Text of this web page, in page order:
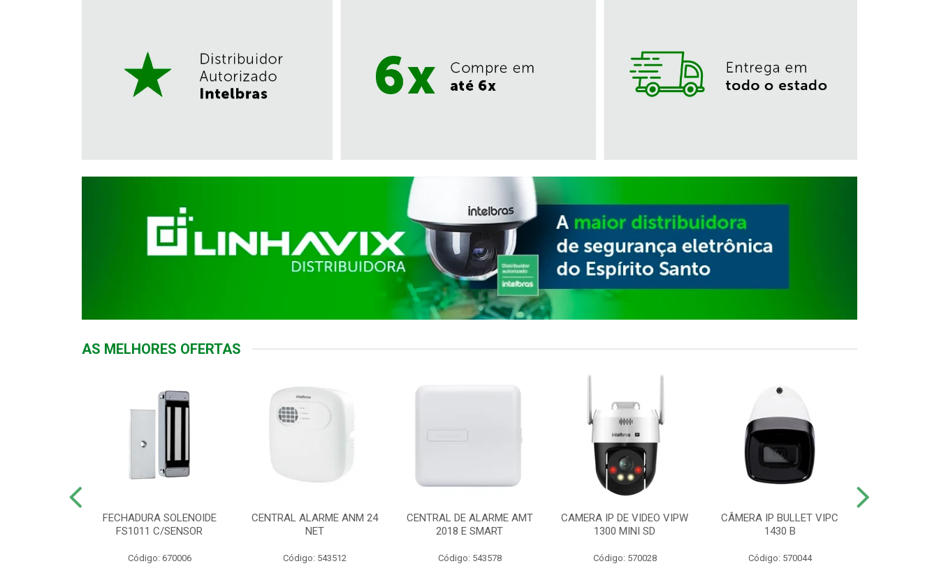
AS MELHORES OFERTAS
FECHADURA SOLENOIDE
FS1011 C/SENSOR
Código: 670006
CENTRAL ALARME ANM 24
NET
Código: 543512
CENTRAL DE ALARME AMT
2018 E SMART
Código: 543578
CAMERA IP DE VIDEO VIPW
1300 MINI SD
Código: 570028
CÂMERA IP BULLET VIPC
1430 B
Código: 570044